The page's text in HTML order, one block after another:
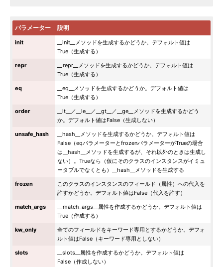
パラメーター 説明
init
__init__メソッドを生成するかどうか。デフォルト値は
True（生成する）
repr
__repr__メソッドを生成するかどうか。デフォルト値は
True（生成する）
eq
__eq__メソッドを生成するかどうか。デフォルト値は
True（生成する）
order
__lt__／__le__／__gt__／__ge__メソッドを生成するかどう
か。デフォルト値はFalse（生成しない）
unsafe_hash
__hash__メソッドを生成するかどうか。デフォルト値は
False（eqパラメーターとfrozenパラメーターがTrueの場合
は__hash__メソッドを生成するが、それ以外のときは生成し
ない）。Trueなら（仮にそのクラスのインスタンスがイミュ
ータブルでなくとも）__hash__メソッドを生成する
frozen
このクラスのインスタンスのフィールド（属性）への代入を
許すかどうか。デフォルト値はFalse（代入を許す）
match_args
__match_args__属性を作成するかどうか。デフォルト値は
True（作成する）
kw_only
全てのフィールドをキーワード専用とするかどうか。デフォ
ルト値はFalse（キーワード専用としない）
slots
__slots__属性を作成するかどうか。デフォルト値は
False（作成しない）